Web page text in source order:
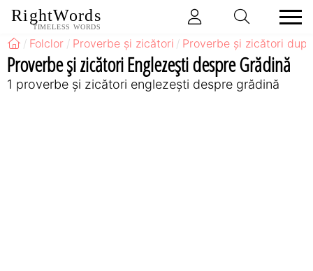
RightWords
TIMELESS WORDS
Folclor Proverbe și zicători Proverbe și zicători
Proverbe și zicători Englezeşti despre Grădină
1 proverbe și zicători englezeşti despre grădină